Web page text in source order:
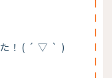
た！( ´ ▽ ` )